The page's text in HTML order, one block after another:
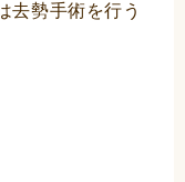
去勢手術を行う